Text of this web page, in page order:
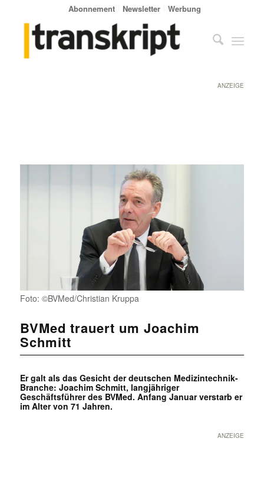
Abonnement Newsletter Werbung
ANZEIGE
Foto: ©BVMed/Christian Kruppa
BVMed trauert um Joachim
Schmitt
Er galt als das Gesicht der deutschen Medizintechnik-
Branche: Joachim Schmitt, langjähriger
Geschäftsführer des BVMed. Anfang Januar verstarb er
im Alter von 71 Jahren.
ANZEIGE